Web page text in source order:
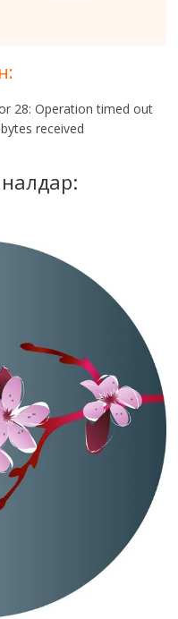
28: Operation timed out
received